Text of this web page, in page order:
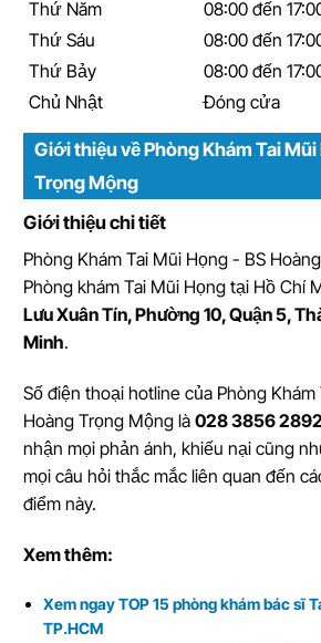
Thứ Năm
08:00 đến
Thứ Sáu
08:00 đến
Thứ Bảy
08:00 đến
Chủ Nhật
Đóng cửa
Giới thiệu về Phòng Khám Tai
Trọng Mộng
Giới thiệu chi tiết
Phòng Khám Tai Mũi Họng - BS
Phòng khám Tai Mũi Họng tại Hồ Chí
Lưu Xuân Tín, Phường 10, Quận 5,
Minh.
Số điện thoại hotline của Phòng
Hoàng Trọng Mộng là 028 3856 2892
nhận mọi phản ánh, khiếu nại cũng
mọi câu hỏi thắc mắc liên quan đến
điểm này.
Xem thêm:
Xem ngay TOP 15 phòng khám bác sĩ
TP.HCM